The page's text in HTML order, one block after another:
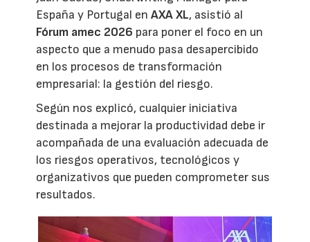
España y Portugal enAXA XL, asistió al
Fórum amec 2026 para poner el foco en un
aspecto que a menudo pasa desapercibido
en los procesos de transformación
empresarial: la gestión del riesgo.
Según nos explicó, cualquier iniciativa
destinada a mejorar la productividad debe ir
acompañada de una evaluación adecuada de
los riesgos operativos, tecnológicos y
organizativos que pueden comprometer sus
resultados.